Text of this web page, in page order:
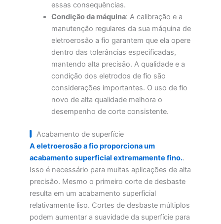
essas consequências.
Condição da máquina: A calibração e a
manutenção regulares da sua máquina de
eletroerosão a fio garantem que ela opere
dentro das tolerâncias especificadas,
mantendo alta precisão. A qualidade e a
condição dos eletrodos de fio são
considerações importantes. O uso de fio
novo de alta qualidade melhora o
desempenho de corte consistente.
Acabamento de superfície
A eletroerosão a fio proporciona um
acabamento superficial extremamente fino..
Isso é necessário para muitas aplicações de alta
precisão. Mesmo o primeiro corte de desbaste
resulta em um acabamento superficial
relativamente liso. Cortes de desbaste múltiplos
podem aumentar a suavidade da superfície para